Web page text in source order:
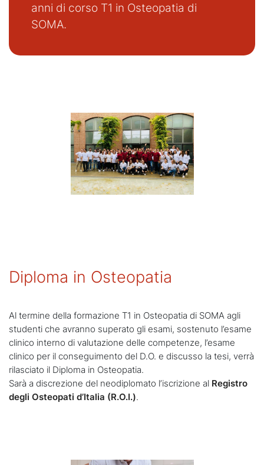
anni di corso T1 in Osteopatia di
SOMA.
Diploma in Osteopatia
Al termine della formazione T1 in Osteopatia di SOMA agli
studenti che avranno superato gli esami, sostenuto l’esame
clinico interno di valutazione delle competenze, l’esame
clinico per il conseguimento del D.O. e discusso la tesi, verrà
rilasciato il Diploma in Osteopatia.
Sarà a discrezione del neodiplomato l’iscrizione al Registro
degli Osteopati d’Italia (R.O.I.).